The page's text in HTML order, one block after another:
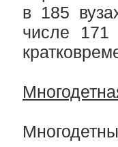
в 185
числе